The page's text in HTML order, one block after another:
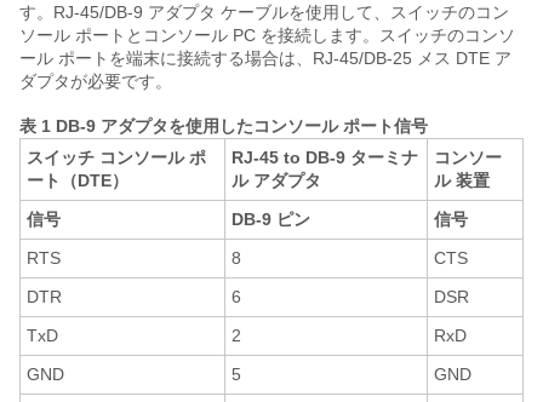
す。RJ-45/DB-9 アダプタ ケーブルを使用して、スイッチのコン
ソール ポートとコンソール PC を接続します。スイッチのコンソ
ール ポートを端末に接続する場合は、RJ-45/DB-25 メス DTE ア
ダプタが必要です。
表 1 DB-9 アダプタを使用したコンソール ポート信号
スイッチ コンソール ポ
ート（DTE）
RJ-45 to DB-9 ターミナ
ル アダプタ
コンソー
ル 装置
信号
DB-9 ピン
信号
RTS
8
CTS
DTR
6
DSR
TxD
2
RxD
GND
5
GND